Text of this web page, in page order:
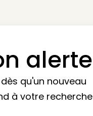
alerte
qu'un nouveau
à votre recherche